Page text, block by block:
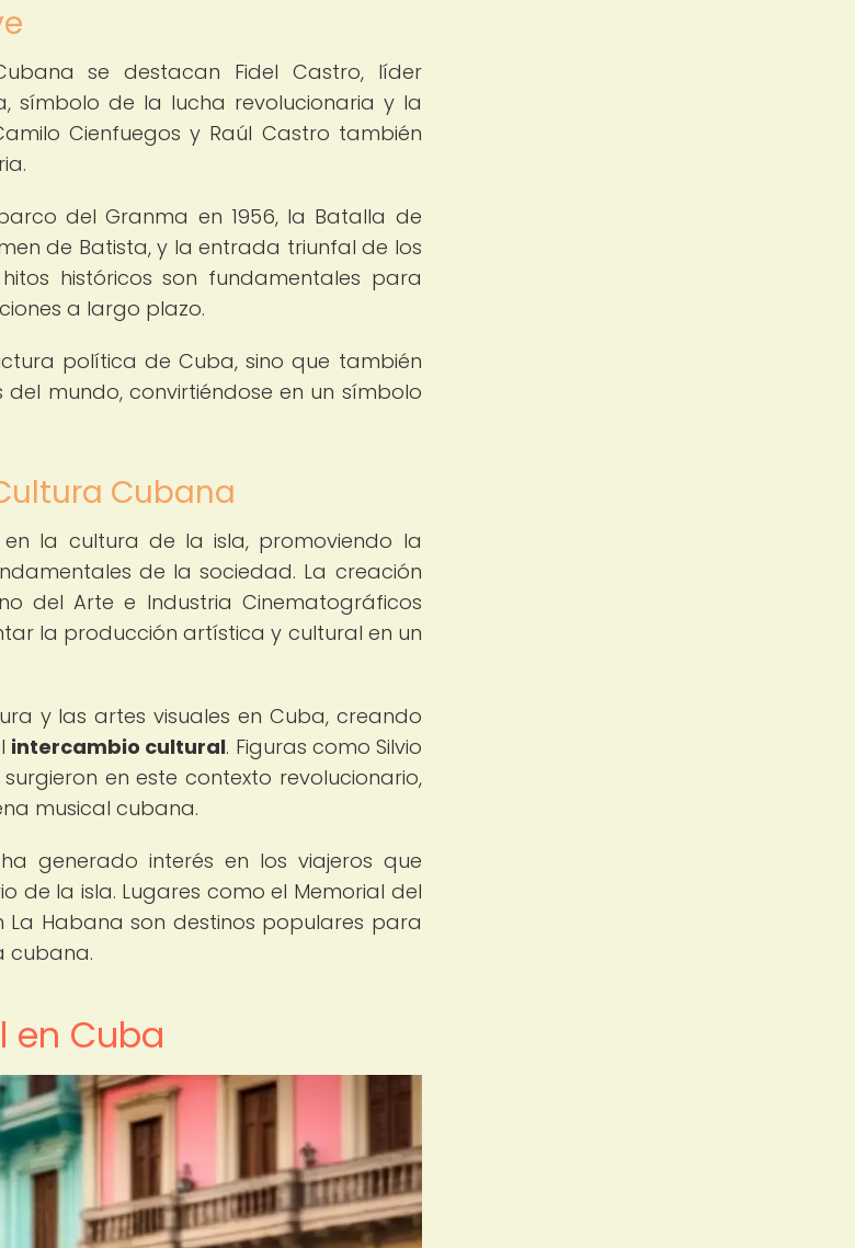
se destacan Fidel Castro, líder
símbolo de la lucha revolucionaria y la
Cienfuegos y Raúl Castro también
del Granma en 1956, la Batalla de
de Batista, y la entrada triunfal de los
históricos son fundamentales para
a largo plazo.
política de Cuba, sino que también
mundo, convirtiéndose en un símbolo
Cubana
la cultura de la isla, promoviendo la
de la sociedad. La creación
del Arte e Industria Cinematográficos
la producción artística y cultural en un
y las artes visuales en Cuba, creando
intercambio cultural. Figuras como Silvio
en este contexto revolucionario,
musical cubana.
generado interés en los viajeros que
de la isla. Lugares como el Memorial del
La Habana son destinos populares para
cubana.
en Cuba